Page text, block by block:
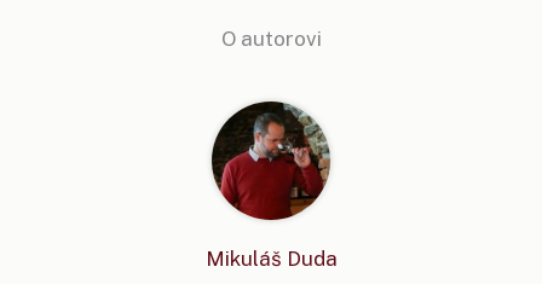
O autorovi
Mikuláš Duda